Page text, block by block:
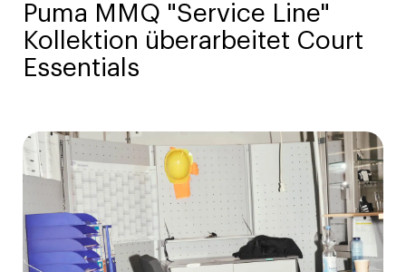
Puma MMQ "Service Line"
Kollektion überarbeitet Court
Essentials